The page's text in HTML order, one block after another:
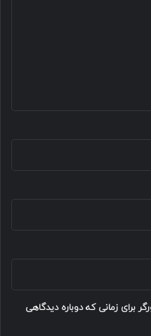
برای زمانی که دوباره دیدگاهی